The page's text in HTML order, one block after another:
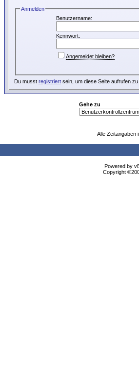
Anmelden
Benutzername:
Kennwort:
Angemeldet bleiben?
Du musst registriertsein, um diese Seite aufrufen zu
Gehe zu
Alle Zeitangaben
Powered by
Copyright